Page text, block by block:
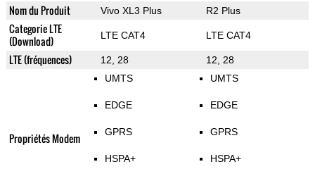
Nom du Produit Vivo XL3 Plus R2 Plus
Categorie LTE
(Download)
LTE CAT4 LTE CAT4
LTE (fréquences) 12, 28 12, 28
Propriétés Modem
UMTS
EDGE
GPRS
HSPA+
UMTS
EDGE
GPRS
HSPA+